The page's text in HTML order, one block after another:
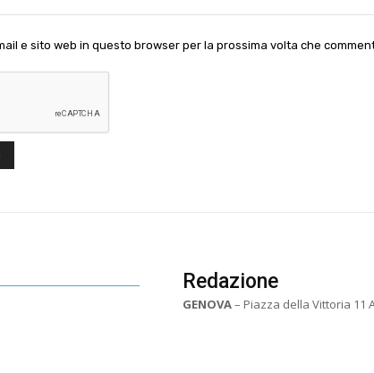
e sito web in questo browser per la prossima volta che
Redazione
GENOVA– Piazza della Vittoria 11